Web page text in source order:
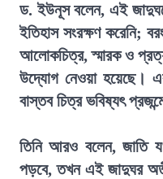
ড. ইউনূস বলেন, এই
ইতিহাস সংরক্ষণ করেনি;
আলোকচিত্র, স্মারক ও
উদ্যোগ নেওয়া হয়েছে।
বাস্তব চিত্র ভবিষ্যৎ
তিনি আরও বলেন, জাতি
পড়বে, তখন এই জাদুঘর